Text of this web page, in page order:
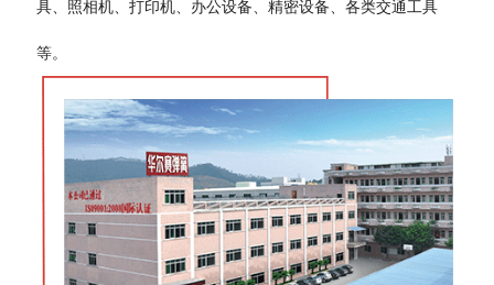
具、照相机、打印机、办公设备、精密设备、各类交通工具
等。